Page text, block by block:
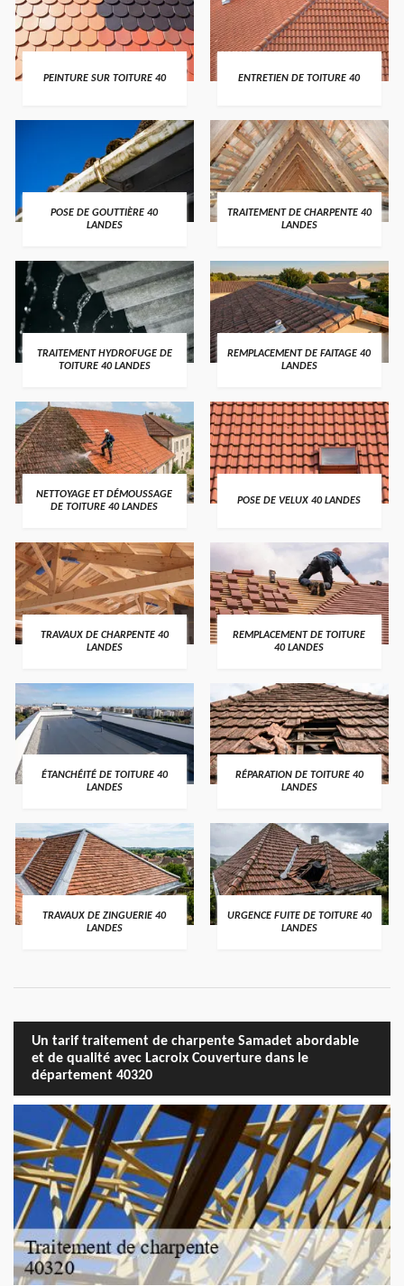
PEINTURE SUR TOITURE 40 ENTRETIEN DE TOITURE 40
POSE DE GOUTTIÈRE 40
LANDES
TRAITEMENT DE CHARPENTE 40
LANDES
TRAITEMENT HYDROFUGE DE
TOITURE 40 LANDES
REMPLACEMENT DE FAITAGE 40
LANDES
NETTOYAGE ET DÉMOUSSAGE
DE TOITURE 40 LANDES
POSE DE VELUX 40 LANDES
TRAVAUX DE CHARPENTE 40
LANDES
REMPLACEMENT DE TOITURE
40 LANDES
ÉTANCHÉITÉ DE TOITURE 40
LANDES
RÉPARATION DE TOITURE 40
LANDES
TRAVAUX DE ZINGUERIE 40
LANDES
URGENCE FUITE DE TOITURE 40
LANDES
Un tarif traitement de charpente Samadet abordable
et de qualité avec Lacroix Couverture dans le
département 40320